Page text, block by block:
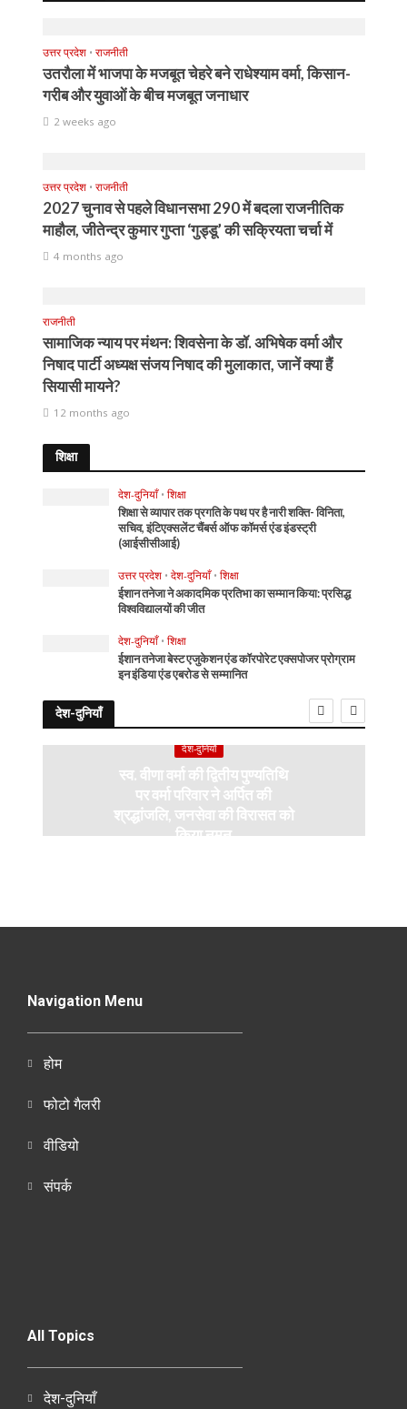
उत्तर प्रदेश • राजनीती
उतरौला में भाजपा के मजबूत चेहरे बने राधेश्याम वर्मा, किसान-
गरीब और युवाओं के बीच मजबूत जनाधार
2 weeks ago
उत्तर प्रदेश • राजनीती
2027 चुनाव से पहले विधानसभा 290 में बदला राजनीतिक
माहौल, जीतेन्द्र कुमार गुप्ता ‘गुड्डू’ की सक्रियता चर्चा में
4 months ago
राजनीती
सामाजिक न्याय पर मंथन: शिवसेना के डॉ. अभिषेक वर्मा और
निषाद पार्टी अध्यक्ष संजय निषाद की मुलाकात, जानें क्या हैं
सियासी मायने?
12 months ago
शिक्षा
देश-दुनियाँ • शिक्षा
शिक्षा से व्यापार तक प्रगति के पथ पर है नारी शक्ति- विनिता,
सचिव, इंटिएक्सलेंट चैंबर्स ऑफ कॉमर्स एंड इंडस्ट्री
(आईसीसीआई)
उत्तर प्रदेश • देश-दुनियाँ • शिक्षा
ईशान तनेजा ने अकादमिक प्रतिभा का सम्मान किया: प्रसिद्ध
विश्वविद्यालयों की जीत
देश-दुनियाँ • शिक्षा
ईशान तनेजा बेस्ट एजुकेशन एंड कॉरपोरेट एक्सपोजर प्रोग्राम
इन इंडिया एंड एबरोड से सम्मानित
देश-दुनियाँ
देश-दुनियाँ
स्व. वीणा वर्मा की द्वितीय पुण्यतिथि
पर वर्मा परिवार ने अर्पित की
श्रद्धांजलि, जनसेवा की विरासत को
किया नमन
Navigation Menu
होम
फोटो गैलरी
वीडियो
संपर्क
All Topics
देश-दुनियाँ